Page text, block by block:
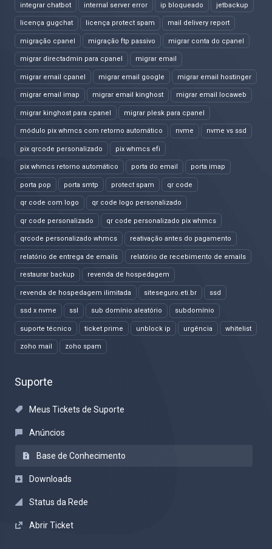
integrar chatbot internal server error ip bloqueado jetbackup
licença gugchat licença protect spam mail delivery report
migração cpanel migração ftp passivo migrar conta do cpanel
migrar directadmin para cpanel migrar email
migrar email cpanel migrar email google migrar email hostinger
migrar email imap migrar email kinghost migrar email locaweb
migrar kinghost para cpanel migrar plesk para cpanel
módulo pix whmcs com retorno automático nvme nvme vs ssd
pix qrcode personalizado pix whmcs efi
pix whmcs retorno automático porta do email porta imap
porta pop porta smtp protect spam qr code
qr code com logo qr code logo personalizado
qr code personalizado qr code personalizado pix whmcs
qrcode personalizado whmcs reativação antes do pagamento
relatório de entrega de emails relatório de recebimento de emails
restaurar backup revenda de hospedagem
revenda de hospedagem ilimitada siteseguro.eti.br ssd
ssd x nvme ssl sub domínio aleatório subdomínio
suporte técnico ticket prime unblock ip urgência whitelist
zoho mail zoho spam
Suporte
Meus Tickets de Suporte
Anúncios
Base de Conhecimento
Downloads
Status da Rede
Abrir Ticket